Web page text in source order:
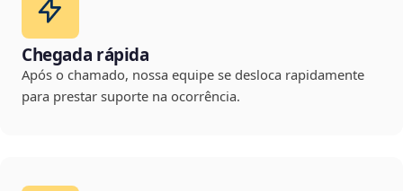
Chegada rápida
Após o chamado, nossa equipe se desloca rapidamente
para prestar suporte na ocorrência.